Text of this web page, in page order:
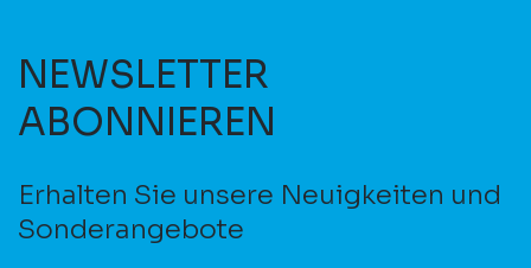
NEWSLETTER
ABONNIEREN
Erhalten Sie unsere Neuigkeiten und
Sonderangebote